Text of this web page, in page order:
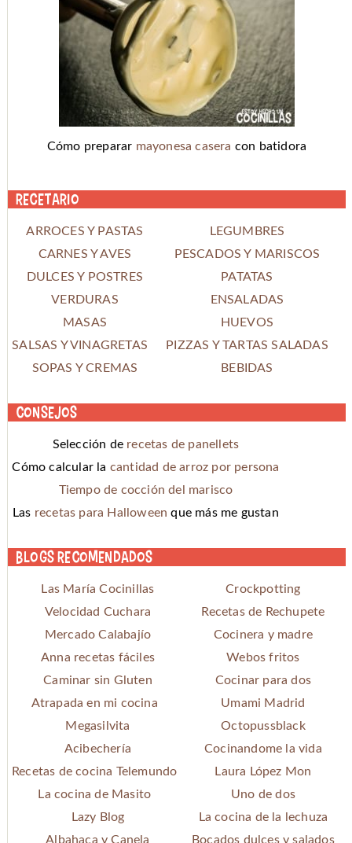
Cómo preparar mayonesa casera con batidora
Recetario
ARROCES Y PASTAS
LEGUMBRES
CARNES Y AVES
PESCADOS Y MARISCOS
DULCES Y POSTRES
PATATAS
VERDURAS
ENSALADAS
MASAS
HUEVOS
SALSAS Y VINAGRETAS
PIZZAS Y TARTAS SALADAS
SOPAS Y CREMAS
BEBIDAS
Consejos
Selección de recetas de panellets
Cómo calcular la cantidad de arroz por persona
Tiempo de cocción del marisco
Las recetas para Halloween que más me gustan
Blogs recomendados
Las María Cocinillas
Crockpotting
Velocidad Cuchara
Recetas de Rechupete
Mercado Calabajío
Cocinera y madre
Anna recetas fáciles
Webos fritos
Caminar sin Gluten
Cocinar para dos
Atrapada en mi cocina
Umami Madrid
Megasilvita
Octopussblack
Acibechería
Cocinandome la vida
Recetas de cocina Telemundo
Laura López Mon
La cocina de Masito
Uno de dos
Lazy Blog
La cocina de la lechuza
Albahaca y Canela
Bocados dulces y salados